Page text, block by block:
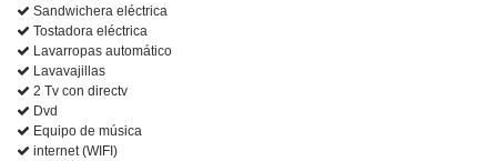
Sandwichera eléctrica
Tostadora eléctrica
Lavarropas automático
Lavavajillas
2 Tv con directv
Dvd
Equipo de música
internet (WIFI)